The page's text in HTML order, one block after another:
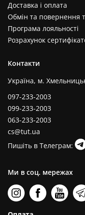
Доставка і оплата
Обмін та повернення
Програма лояльності
Розрахунок
Контакти
Україна, м.
097-233-2003
099-233-2003
063-233-2003
cs@tut.ua
Пишіть в Телеграм:
Ми в соц. мережах